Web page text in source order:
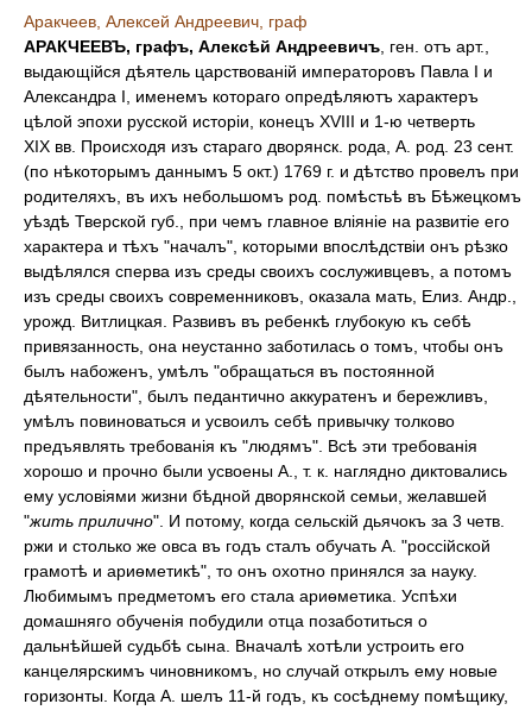
Аракчеев, Алексей Андреевич, граф
АРАКЧЕЕВЪ, графъ, Алексѣй Андреевичъ , ген. отъ арт.,
выдающійся дѣятель царствованій императоровъ Павла I и
Александра I, именемъ котораго опредѣляютъ характеръ
цѣлой эпохи русской исторіи, конецъ XVIII и 1-ю четверть
XIX вв. Происходя изъ стараго дворянск. рода, А. род. 23 сент.
(по нѣкоторымъ даннымъ 5 окт.) 1769 г. и дѣтство провелъ при
родителяхъ, въ ихъ небольшомъ род. помѣстьѣ въ Бѣжецкомъ
уѣздѣ Тверской губ., при чемъ главное вліяніе на развитіе его
характера и тѣхъ "началъ", которыми впослѣдствіи онъ рѣзко
выдѣлялся сперва изъ среды своихъ сослуживцевъ, а потомъ
изъ среды своихъ современниковъ, оказала мать, Елиз. Андр.,
урожд. Витлицкая. Развивъ въ ребенкѣ глубокую къ себѣ
привязанность, она неустанно заботилась о томъ, чтобы онъ
былъ набоженъ, умѣлъ "обращаться въ постоянной
дѣятельности", былъ педантично аккуратенъ и бережливъ,
умѣлъ повиноваться и усвоилъ себѣ привычку толково
предъявлять требованія къ "людямъ". Всѣ эти требованія
хорошо и прочно были усвоены А., т. к. наглядно диктовались
ему условіями жизни бѣдной дворянской семьи, желавшей
"жить прилично". И потому, когда сельскій дьячокъ за 3 четв.
ржи и столько же овса въ годъ сталъ обучать А. "россійской
грамотѣ и ариѳметикѣ", то онъ охотно принялся за науку.
Любимымъ предметомъ его стала ариѳметика. Успѣхи
домашняго обученія побудили отца позаботиться о
дальнѣйшей судьбѣ сына. Вначалѣ хотѣли устроить его
канцелярскимъ чиновникомъ, но случай открылъ ему новые
горизонты. Когда А. шелъ 11-й годъ, къ сосѣднему помѣщику,